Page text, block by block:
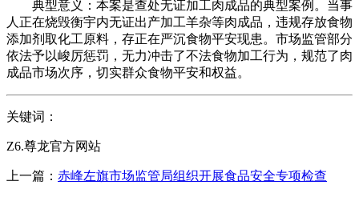
典型意义：本案是查处无证加工肉成品的典型案例。当事
人正在烧毁衡宇内无证出产加工羊杂等肉成品，违规存放食物
添加剂取化工原料，存正在严沉食物平安现患。市场监管部分
依法予以峻厉惩罚，无力冲击了不法食物加工行为，规范了肉
成品市场次序，切实群众食物平安和权益。
关键词：
Z6.尊龙官方网站
上一篇： 赤峰左旗市场监管局组织开展食品安全专项检查